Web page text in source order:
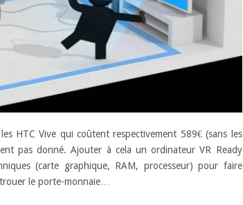
HTC Vive qui coûtent respectivement 589€ (sans les
pas donné. Ajouter à cela un ordinateur VR Ready
(carte graphique, RAM, processeur) pour faire
le porte-monnaie…